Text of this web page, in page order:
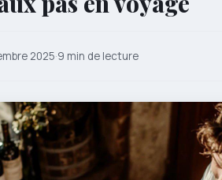
2025·9 min de lecture